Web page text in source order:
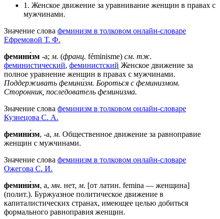
1. Женское движение за уравнивание женщин в правах с
мужчинами.
Значение слова феминизм в толковом онлайн-словаре
Ефремовой Т. Ф.
фемини́зм -а; м. (франц. féminisme) см. тж.
феминистический, феминистский Женское движение за
полное уравнение женщин в правах с мужчинами.
Поддерживать фемини́зм. Бороться с феминизмом.
Сторонник, последователь феминизма.
Значение слова феминизм в толковом онлайн-словаре
Кузнецова С. А.
фемини́зм, -а, м. Общественное движение за равноправие
женщин с мужчинами.
Значение слова феминизм в толковом онлайн-словаре
Ожегова C. И.
фемини́зм, а, мн. нет, м. [от латин. femina — женщина]
(полит.). Буржуазное политическое движение в
капиталистических странах, имеющее целью добиться
формального равноправия женщин.